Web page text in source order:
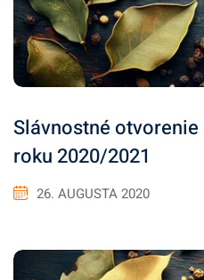
Slávnostné
roku 2020/2021
26. AUGUSTA 2020